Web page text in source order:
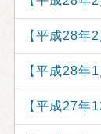
【平成28
【平成28
【平成27